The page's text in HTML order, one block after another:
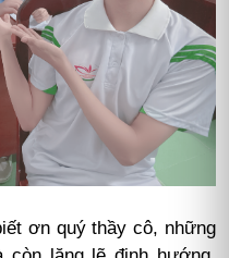
ơn quý thầy cô, những